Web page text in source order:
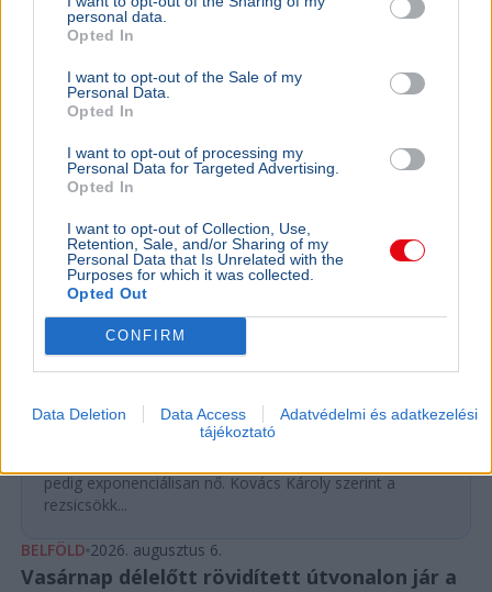
personal data.
Opted In
I want to opt-out of the Sale of my
Personal Data.
Opted In
I want to opt-out of processing my
Personal Data for Targeted Advertising.
Opted In
I want to opt-out of Collection, Use,
Retention, Sale, and/or Sharing of my
Personal Data that Is Unrelated with the
Purposes for which it was collected.
Opted Out
CONFIRM
Data Deletion Data Access
Adatvédelmi és adatkezelési
tájékoztató
Összeomlás szélén a víziközmű-rendszer:
A teljes éves bevételt a csövek
cseréjére kellene költeni
A magyar víziközmű-hálózat közel 80 százaléka
pedig exponenciálisan nő. Kovács Károly szerint a
rezsicsökk...
Az Amundi
BELFÖLD 2026. augusztus 6.
Vasárnap délelőtt rövidített útvonalon jár a